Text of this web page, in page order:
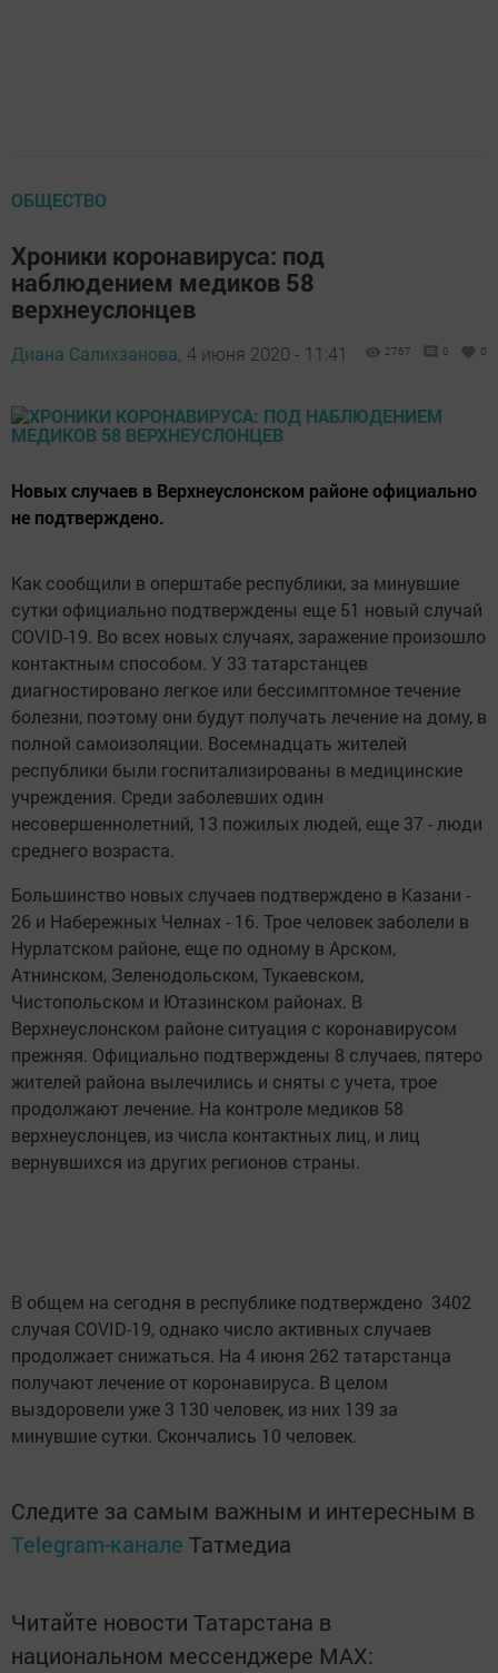
ОБЩЕСТВО
Хроники коронавируса: под
наблюдением медиков 58
верхнеуслонцев
Диана Салихзанова, 4 июня 2020 - 11:41 2767 0 0
Новых случаев в Верхнеуслонском районе официально
не подтверждено.
Как сообщили в оперштабе республики, за минувшие
сутки официально подтверждены еще 51 новый случай
COVID-19. Во всех новых случаях, заражение произошло
контактным способом. У 33 татарстанцев
диагностировано легкое или бессимптомное течение
болезни, поэтому они будут получать лечение на дому, в
полной самоизоляции. Восемнадцать жителей
республики были госпитализированы в медицинские
учреждения. Среди заболевших один
несовершеннолетний, 13 пожилых людей, еще 37 - люди
среднего возраста.
Большинство новых случаев подтверждено в Казани -
26 и Набережных Челнах - 16. Трое человек заболели в
Нурлатском районе, еще по одному в Арском,
Атнинском, Зеленодольском, Тукаевском,
Чистопольском и Ютазинском районах. В
Верхнеуслонском районе ситуация с коронавирусом
прежняя. Официально подтверждены 8 случаев, пятеро
жителей района вылечились и сняты с учета, трое
продолжают лечение. На контроле медиков 58
верхнеуслонцев, из числа контактных лиц, и лиц
вернувшихся из других регионов страны.
В общем на сегодня в республике подтверждено 3402
случая COVID-19, однако число активных случаев
продолжает снижаться. На 4 июня 262 татарстанца
получают лечение от коронавируса. В целом
выздоровели уже 3 130 человек, из них 139 за
минувшие сутки. Скончались 10 человек.
Следите за самым важным и интересным в
Telegram-канале Татмедиа
Читайте новости Татарстана в
национальном мессенджере MАХ: